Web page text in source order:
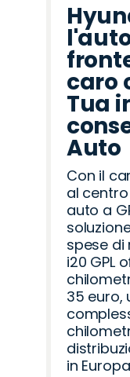
caro
Tua
Auto
Con il
al
auto a
spese di
i20 GPL
35 euro,
in